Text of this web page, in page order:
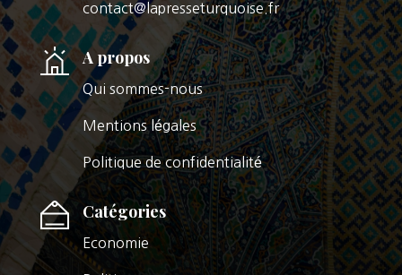
contact@lapresseturquoise.fr
A propos
Qui sommes-nous
Mentions légales
Politique de confidentialité
Catégories
Economie